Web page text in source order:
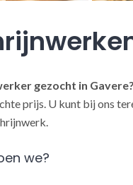
gezocht in
prijs. U kunt bij ons
we?